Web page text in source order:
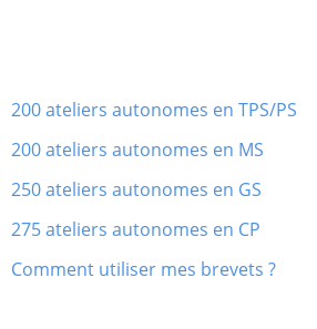
200 ateliers autonomes en TPS/PS
200 ateliers autonomes en MS
250 ateliers autonomes en GS
275 ateliers autonomes en CP
Comment utiliser mes brevets ?